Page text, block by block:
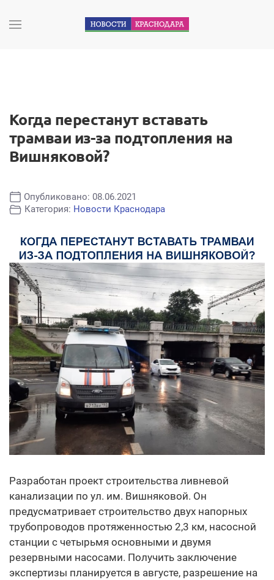
Когда перестанут вставать
трамваи из-за подтопления на
Вишняковой?
Опубликовано: 08.06.2021
Категория: Новости Краснодара
Разработан проект строительства ливневой
канализации по ул. им. Вишняковой. Он
предусматривает строительство двух напорных
трубопроводов протяженностью 2,3 км, насосной
станции с четырьмя основными и двумя
резервными насосами. Получить заключение
экспертизы планируется в августе, разрешение на